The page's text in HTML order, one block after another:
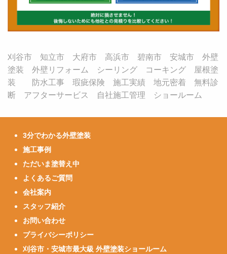
刈谷市 知立市 大府市 高浜市 碧南市 安城市 外壁
塗装 外壁リフォーム シーリング コーキング 屋根塗
装 防水工事 瑕疵保険 施工実績 地元密着 無料診
断 アフターサービス 自社施工管理 ショールーム
3分でわかる外壁塗装
施工事例
ただいま塗替え中
よくあるご質問
会社案内
スタッフ紹介
お問い合わせ
プライバシーポリシー
刈谷市・安城市最大級 外壁塗装ショールーム